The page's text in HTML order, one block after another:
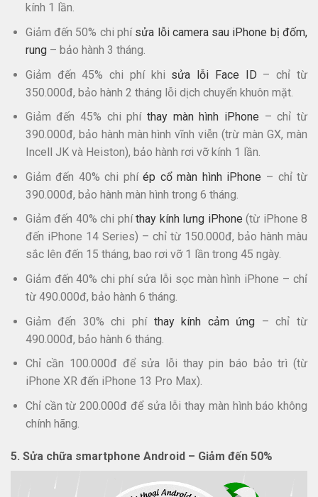
kính 1 lần.
Giảm đến 50% chi phí sửa lỗi camera sau iPhone bị đốm,
rung– bảo hành 3 tháng.​
Giảm đến 45% chi phí khi sửa lỗi Face ID – chỉ từ
350.000đ, bảo hành 2 tháng lỗi dịch chuyển khuôn mặt.
Giảm đến 45% chi phíthay màn hình iPhone – chỉ từ
390.000đ, bảo hành màn hình vĩnh viễn (trừ màn GX, màn
Incell JK và Heiston), bảo hành rơi vỡ kính 1 lần.​
Giảm đến 40% chi phíép cổ màn hình iPhone – chỉ từ
390.000đ, bảo hành màn hình trong 6 tháng.
Giảm đến 40% chi phíthay kính lưng iPhone (từ iPhone 8
đến iPhone 14 Series) – chỉ từ 150.000đ, bảo hành màu
sắc lên đến 15 tháng, bao rơi vỡ 1 lần trong 45 ngày.
Giảm đến 40% chi phí sửa lỗi sọc màn hình iPhone – chỉ
từ 490.000đ, bảo hành 6 tháng.
Giảm đến 30% chi phí thay kính cảm ứng – chỉ từ
490.000đ, bảo hành 6 tháng.
Chỉ cần 100.000đ để sửa lỗi thay pin báo bảo trì (từ
iPhone XR đến iPhone 13 Pro Max).​
Chỉ cần từ 200.000đ để sửa lỗi thay màn hình báo không
chính hãng.
5. Sửa chữa smartphone Android – Giảm đến 50%